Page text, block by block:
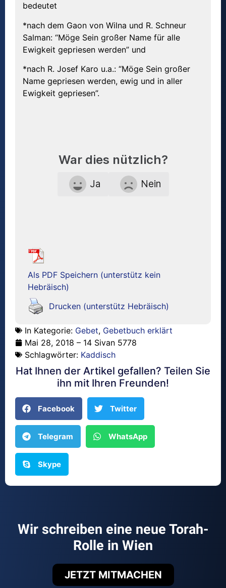
bedeutet
*nach dem Gaon von Wilna und R. Schneur
Salman: “Möge Sein großer Name für alle
Ewigkeit gepriesen werden” und
*nach R. Josef Karo u.a.: “Möge Sein großer
Name gepriesen werden, ewig und in aller
Ewigkeit gepriesen”.
War dies nützlich?
Ja Nein
Als PDF Speichern (unterstütz kein
Hebräisch)
Drucken (unterstütz Hebräisch)
In Kategorie: Gebet, Gebetbuch erklärt
Mai 28, 2018 – 14 Sivan 5778
Schlagwörter: Kaddisch
Hat Ihnen der Artikel gefallen? Teilen Sie
ihn mit Ihren Freunden!
Facebook Twitter
Telegram WhatsApp
Skype
Wir schreiben eine neue Torah-
Rolle in Wien
JETZT MITMACHEN